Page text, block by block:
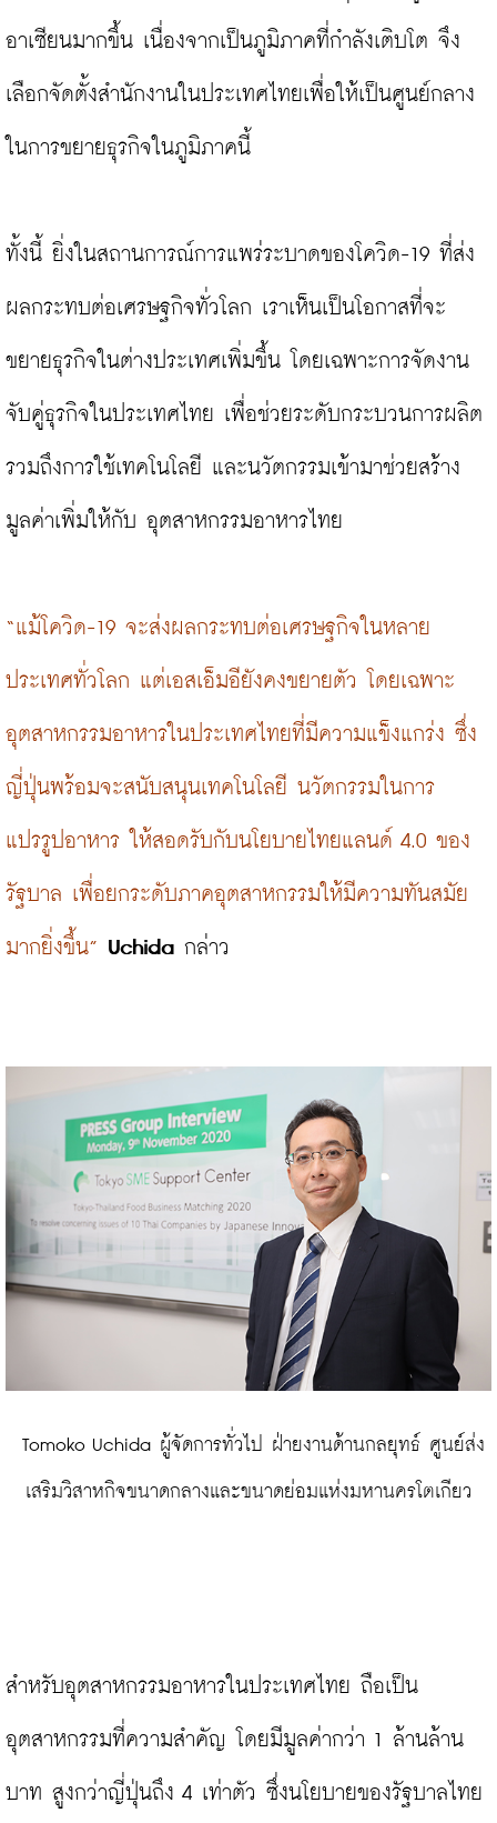
อาเซียนมากขึ้น เนื่องจากเป็นภูมิภาคที่กำลังเติบโต จึง
เลือกจัดตั้งสำนักงานในประเทศไทยเพื่อให้เป็นศูนย์กลาง
ในการขยายธุรกิจในภูมิภาคนี้
ทั้งนี้ ยิ่งในสถานการณ์การแพร่ระบาดของโควิด-19 ที่ส่ง
ผลกระทบต่อเศรษฐกิจทั่วโลก เราเห็นเป็นโอกาสที่จะ
ขยายธุรกิจในต่างประเทศเพิ่มขึ้น โดยเฉพาะการจัดงาน
จับคู่ธุรกิจในประเทศไทย เพื่อช่วยระดับกระบวนการผลิต
รวมถึงการใช้เทคโนโลยี และนวัตกรรมเข้ามาช่วยสร้าง
มูลค่าเพิ่มให้กับ อุตสาหกรรมอาหารไทย
“แม้โควิด-19 จะส่งผลกระทบต่อเศรษฐกิจในหลาย
ประเทศทั่วโลก แต่เอสเอ็มอียังคงขยายตัว โดยเฉพาะ
อุตสาหกรรมอาหารในประเทศไทยที่มีความแข็งแกร่ง ซึ่ง
ญี่ปุ่นพร้อมจะสนับสนุนเทคโนโลยี นวัตกรรมในการ
แปรรูปอาหาร ให้สอดรับกับนโยบายไทยแลนด์ 4.0 ของ
รัฐบาล เพื่อยกระดับภาคอุตสาหกรรมให้มีความทันสมัย
มากยิ่งขึ้น” Uchida กล่าว
เสริมวิสาหกิจขนาดกลางและขนาดย่อมแห่งมหานครโตเกียว
สำหรับอุตสาหกรรมอาหารในประเทศไทย ถือเป็น
อุตสาหกรรมที่ความสำคัญ โดยมีมูลค่ากว่า 1 ล้านล้าน
บาท สูงกว่าญี่ปุ่นถึง 4 เท่าตัว ซึ่งนโยบายของรัฐบาลไทย